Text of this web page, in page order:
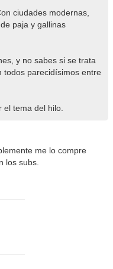
ciudades modernas,
paja y gallinas
y no sabes si se trata
todos parecidísimos entre
tema del hilo.
me lo compre
los subs.